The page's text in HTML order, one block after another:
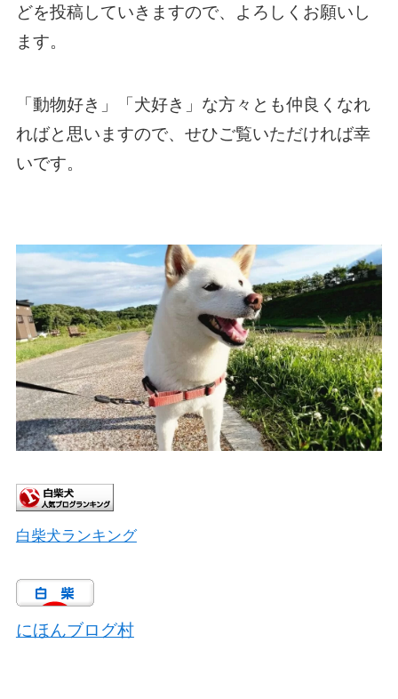
どを投稿していきますので、よろしくお願いし
ます。
「動物好き」「犬好き」な方々とも仲良くなれ
ればと思いますので、せひご覧いただければ幸
いです。
白柴犬ランキング
にほんブログ村